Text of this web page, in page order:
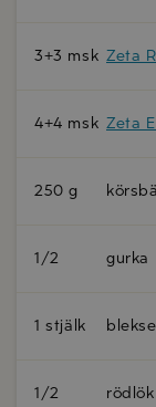
3+3 msk Zeta
4+4 msk Zeta
250 g
1/2 gurka
1 stjälk
1/2 rödlök